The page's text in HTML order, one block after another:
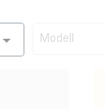
Modell